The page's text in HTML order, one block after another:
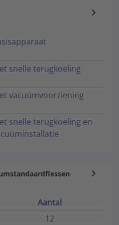
snelle terugkoeling
vacuümvoorziening
snelle terugkoeling en
Aantal
12